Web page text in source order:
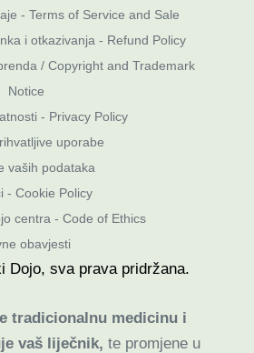
- Terms of Service and Sale
i otkazivanja - Refund Policy
/ Copyright and Trademark
Notice
- Privacy Policy
uporabe
vaših podataka
- Cookie Policy
centra - Code of Ethics
obavjesti
Dojo, sva prava pridržana.
tradicionalnu medicinu i
vaš liječnik, te promjene u